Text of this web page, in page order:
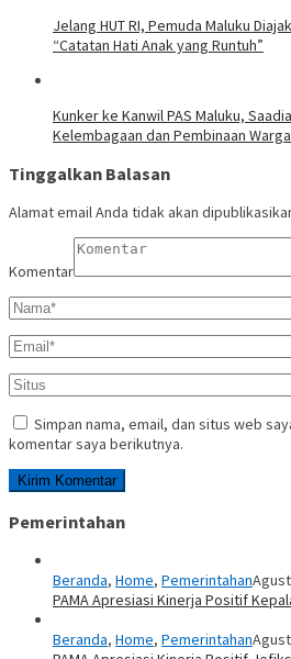
Jelang HUT RI, Pemuda Maluku
“Catatan Hati Anak yang Runtuh”
Kunker ke Kanwil PAS Maluku,
Kelembagaan dan Pembinaan
Tinggalkan Balasan
Alamat email Anda tidak akan
Komentar
Simpan nama, email, dan situs web
komentar saya berikutnya.
Pemerintahan
Beranda, Home, Pemerintahan
PAMA Apresiasi Kinerja Positif
Beranda, Home, Pemerintahan